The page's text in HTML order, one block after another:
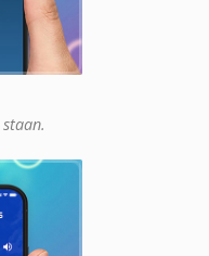
staan.